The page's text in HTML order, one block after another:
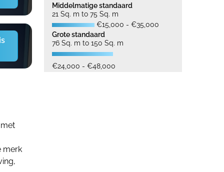
merk
Middelmatige standaard
21 Sq. m to 75 Sq. m
€15,000 - €35,000
Grote standaard
76 Sq. m to 150 Sq. m
€24,000 - €48,000